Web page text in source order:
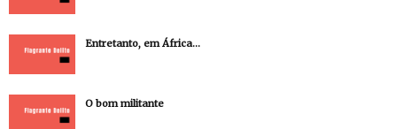
Entretanto, em África…
O bom militante